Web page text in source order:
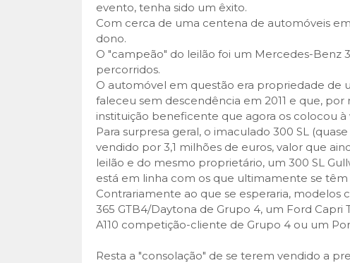
evento, tenha sido um êxito.
Com cerca de uma centena de automóveis
dono.
O "campeão" do leilão foi um Mercedes-Benz
percorridos.
O automóvel em questão era propriedade de
faleceu sem descendência em 2011 e que,
instituição beneficente que agora os colocou à
Para surpresa geral, o imaculado 300 SL
vendido por 3,1 milhões de euros, valor que
leilão e do mesmo proprietário, um 300 SL
está em linha com os que ultimamente se têm
Contrariamente ao que se esperaria,
365 GTB4/Daytona de Grupo 4, um Ford
A110 competição-cliente de Grupo 4 ou um
Resta a "consolação" de se terem vendido a